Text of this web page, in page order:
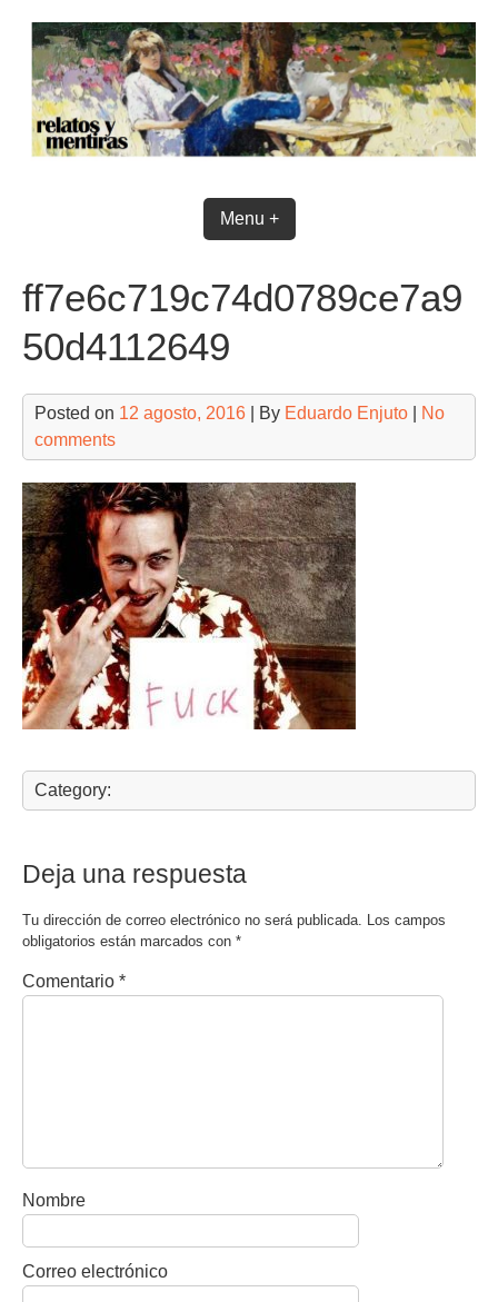
content
Menu +
ff7e6c719c74d0789ce7a9
50d4112649
Posted on 12 agosto, 2016 | By Eduardo Enjuto
No
comments
Category:
Deja una respuesta
Tu dirección de correo electrónico no será publicada. Los campos
obligatorios están marcados con *
Comentario *
Nombre
Correo electrónico